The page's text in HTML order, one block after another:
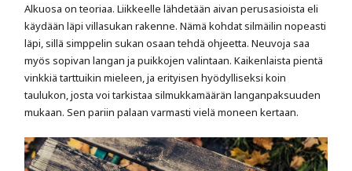
Alkuosa on teoriaa. Liikkeelle lähdetään aivan perusasioista eli
käydään läpi villasukan rakenne. Nämä kohdat silmäilin nopeasti
läpi, sillä simppelin sukan osaan tehdä ohjeetta. Neuvoja saa
myös sopivan langan ja puikkojen valintaan. Kaikenlaista pientä
vinkkiä tarttuikin mieleen, ja erityisen hyödylliseksi koin
taulukon, josta voi tarkistaa silmukkamäärän langanpaksuuden
mukaan. Sen pariin palaan varmasti vielä moneen kertaan.